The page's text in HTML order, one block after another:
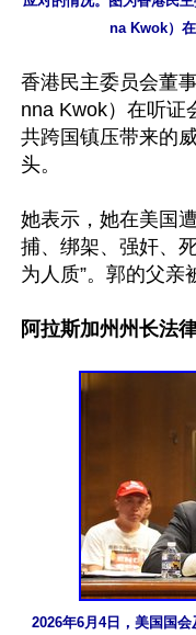
na Kwok）在
香港民主委员会董
nna Kwok）在听证
共跨国镇压带来的
头。
她表示，她在美国
捕、绑架、强奸、
为人质”。郭的父亲
阿拉斯加州州长法
2026年6月4日，美国国